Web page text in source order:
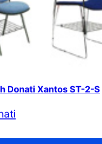
Donati Xantos ST-2-S